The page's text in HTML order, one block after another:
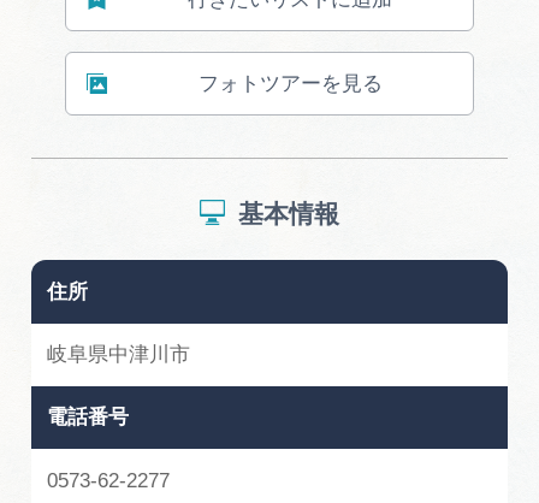
運営組織
広告掲載
フォトツアーを見る
基本情報
住所
岐阜県中津川市
電話番号
0573-62-2277